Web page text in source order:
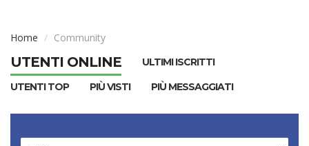
Home Community
UTENTI ONLINE
ULTIMI ISCRITTI
UTENTI TOP
PIÙ VISTI PIÙ MESSAGGIATI